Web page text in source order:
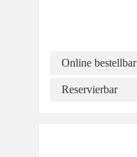
Online bestellbar
Reservierbar